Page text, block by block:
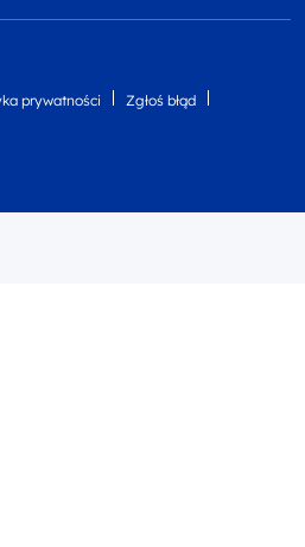
prywatności Zgłoś błąd